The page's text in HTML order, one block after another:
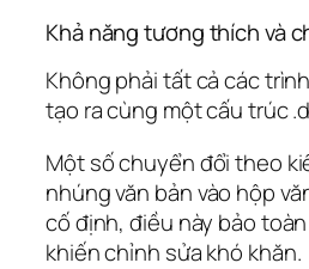
Khả năng tương thích và
Không phải tất cả các
tạo ra cùng một cấu trúc
Một số chuyển đổi theo
nhúng văn bản vào hộp
cố định, điều này bảo
khiến chỉnh sửa khó khăn.